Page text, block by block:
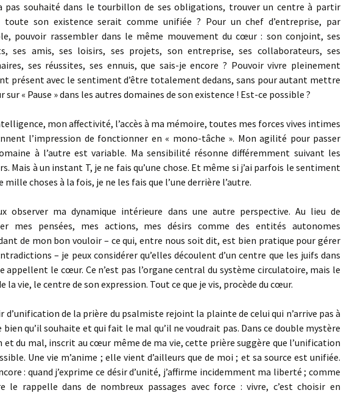
pas souhaité dans le tourbillon de ses obligations, trouver un centre à partir
toute son existence serait comme unifiée ? Pour un chef d’entreprise, par
pouvoir rassembler dans le même mouvement du cœur : son conjoint, ses
ses amis, ses loisirs, ses projets, son entreprise, ses collaborateurs, ses
ses réussites, ses ennuis, que sais-je encore ? Pouvoir vivre pleinement
présent avec le sentiment d’être totalement dedans, sans pour autant mettre
sur « Pause » dans les autres domaines de son existence ! Est-ce possible ?
mon affectivité, l’accès à ma mémoire, toutes mes forces vives intimes
l’impression de fonctionner en « mono-tâche ». Mon agilité pour passer
à l’autre est variable. Ma sensibilité résonne différemment suivant les
Mais à un instant T, je ne fais qu’une chose. Et même si j’ai parfois le sentiment
mille choses à la fois, je ne les fais que l’une derrière l’autre.
observer ma dynamique intérieure dans une autre perspective. Au lieu de
mes pensées, mes actions, mes désirs comme des entités autonomes
de mon bon vouloir – ce qui, entre nous soit dit, est bien pratique pour gérer
– je peux considérer qu’elles découlent d’un centre que les juifs dans
appellent le cœur. Ce n’est pas l’organe central du système circulatoire, mais le
la vie, le centre de son expression. Tout ce que je vis, procède du cœur.
d’unification de la prière du psalmiste rejoint la plainte de celui qui n’arrive pas à
bien qu’il souhaite et qui fait le mal qu’il ne voudrait pas. Dans ce double mystère
et du mal, inscrit au cœur même de ma vie, cette prière suggère que l’unification
Une vie m’anime ; elle vient d’ailleurs que de moi ; et sa source est unifiée.
: quand j’exprime ce désir d’unité, j’affirme incidemment ma liberté ; comme
le rappelle dans de nombreux passages avec force : vivre, c’est choisir en